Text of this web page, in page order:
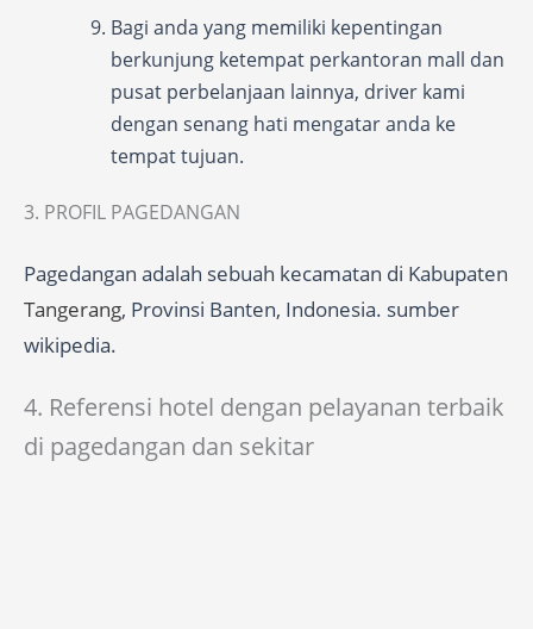
Bagi anda yang memiliki kepentingan
berkunjung ketempat perkantoran mall dan
pusat perbelanjaan lainnya, driver kami
dengan senang hati mengatar anda ke
tempat tujuan.
3. PROFIL PAGEDANGAN
Pagedangan adalah sebuah kecamatan di Kabupaten
Tangerang, Provinsi Banten, Indonesia. sumber
wikipedia.
4. Referensi hotel dengan pelayanan terbaik
di pagedangan dan sekitar